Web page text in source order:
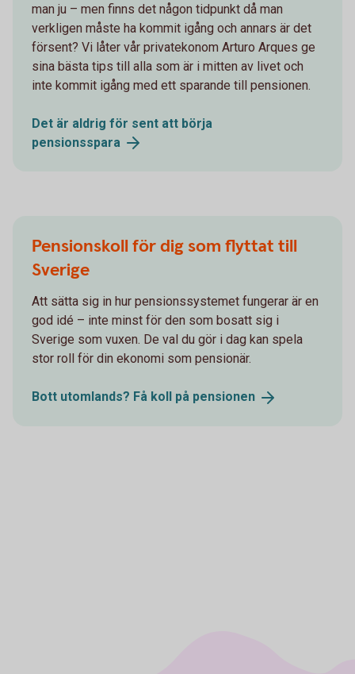
man ju – men finns det någon tidpunkt då man
verkligen måste ha kommit igång och annars är det
försent? Vi låter vår privatekonom Arturo Arques ge
sina bästa tips till alla som är i mitten av livet och
inte kommit igång med ett sparande till pensionen.
Det är aldrig för sent att börja
pensionsspara
Pensionskoll för dig som flyttat till
Sverige
Att sätta sig in hur pensionssystemet fungerar är en
god idé – inte minst för den som bosatt sig i
Sverige som vuxen. De val du gör i dag kan spela
stor roll för din ekonomi som pensionär.
Bott utomlands? Få koll på pensionen